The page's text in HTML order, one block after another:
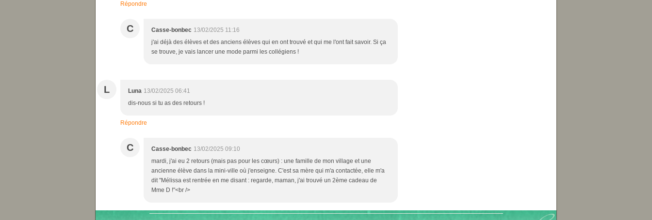
Répondre
C Casse-bonbec 13/02/2025 11:16
j'ai déjà des élèves et des anciens élèves qui en ont trouvé et qui me l'ont fait savoir. Si ça
se trouve, je vais lancer une mode parmi les collégiens !
L Luna 13/02/2025 06:41
dis-nous si tu as des retours !
Répondre
C Casse-bonbec 13/02/2025 09:10
mardi, j'ai eu 2 retours (mais pas pour les cœurs) : une famille de mon village et une
ancienne élève dans la mini-ville où j'enseigne. C'est sa mère qui m'a contactée, elle m'a
dit "Mélissa est rentrée en me disant : regarde, maman, j'ai trouvé un 2ème cadeau de
Mme D !"<br />